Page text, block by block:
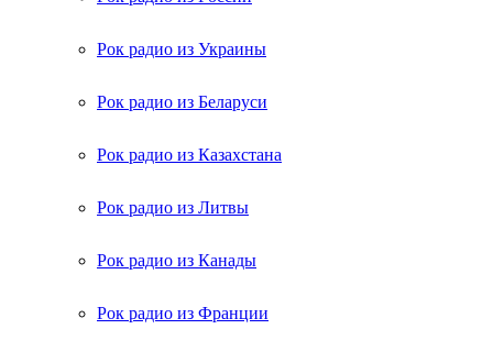
Рок радио из Украины
Рок радио из Беларуси
Рок радио из Казахстана
Рок радио из Литвы
Рок радио из Канады
Рок радио из Франции